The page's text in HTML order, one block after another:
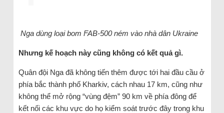
Nga dùng loại bom FAB-500 ném vào nhà dân Ukraine
Nhưng kế hoạch này cũng không có kết quả gì.
Quân đội Nga đã không tiến thêm được tới hai đầu cầu ở
phía bắc thành phố Kharkiv, cách nhau 17 km, cũng như
không thể mở rộng “vùng đệm” 90 km về phía đông để
kết nối các khu vực do họ kiểm soát trước đây trong khu